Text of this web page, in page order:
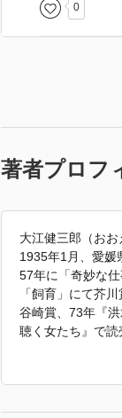
0
著者プロフ
大江健三郎（おお
1935年1月、愛媛
57年に「奇妙な
「飼育」にて芥
谷崎賞、73年『
聴く女たち』で
心をかき乱すよ